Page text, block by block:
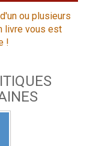
ou plusieurs
livre vous est
!